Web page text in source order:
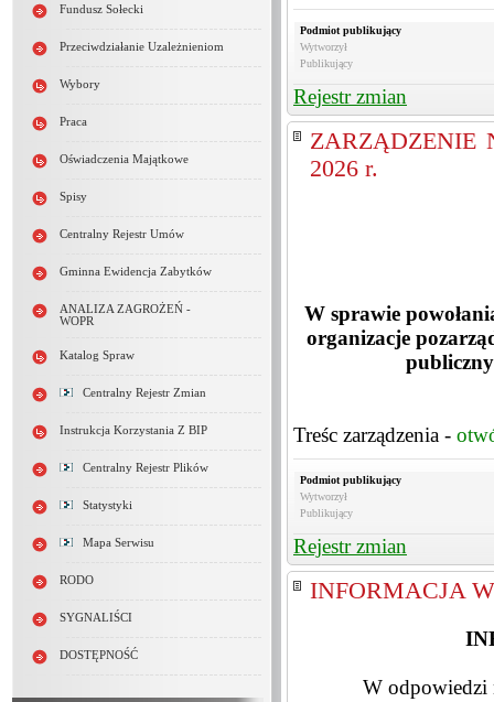
Fundusz Sołecki
Przeciwdziałanie Uzależnieniom
Wybory
Praca
Oświadczenia Majątkowe
Spisy
Centralny Rejestr Umów
Gminna Ewidencja Zabytków
ANALIZA ZAGROŻEŃ -
WOPR
Katalog Spraw
Centralny Rejestr Zmian
Instrukcja Korzystania Z BIP
Centralny Rejestr Plików
Statystyki
Mapa Serwisu
RODO
SYGNALIŚCI
DOSTĘPNOŚĆ
Podmiot publikujący
Wytworzył
Publikujący
Rejestr zmian
ZARZĄDZENIE
2026 r.
W sprawie
organizacje
Treśc zarządzenia -
Podmiot publikujący
Wytworzył
Publikujący
Rejestr zmian
INFORMACJA
W odpowiedzi